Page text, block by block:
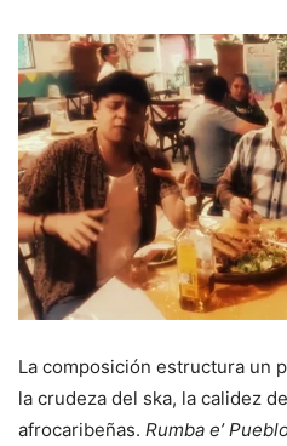
La composición estructura un
la crudeza del ska, la calidez
afrocaribeñas. Rumba e’